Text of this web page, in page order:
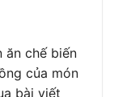
ăn chế biến
của món
bài viết